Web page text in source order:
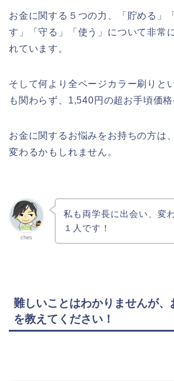
お金に関する５つの力、「貯める」
す」「守る」「使う」について非常
れています。
そして何より全ページカラー刷りと
も関わらず、1,540円の超お手頃価格
お金に関するお悩みをお持ちの方は
変わるかもしれません。
ches
私も両学長に出会い、変
１人です！
難しいことはわかりませんが、
を教えてください！